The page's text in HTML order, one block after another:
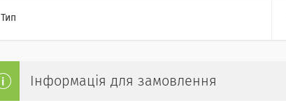
Тип
Інформація для замовлення